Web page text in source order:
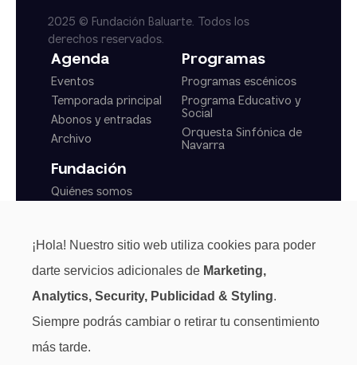
2025 © Fundación Baluarte. Todos los
derechos reservados.
Agenda
Eventos
Temporada principal
Abonos y entradas
Archivo
Programas
Programas escénicos
Programa Educativo y
Social
Orquesta Sinfónica de
Navarra
Fundación
Quiénes somos
Normas generales
¡Hola! Nuestro sitio web utiliza cookies para poder
darte servicios adicionales de Marketing,
Analytics, Security, Publicidad & Styling.
Siempre podrás cambiar o retirar tu consentimiento
más tarde.